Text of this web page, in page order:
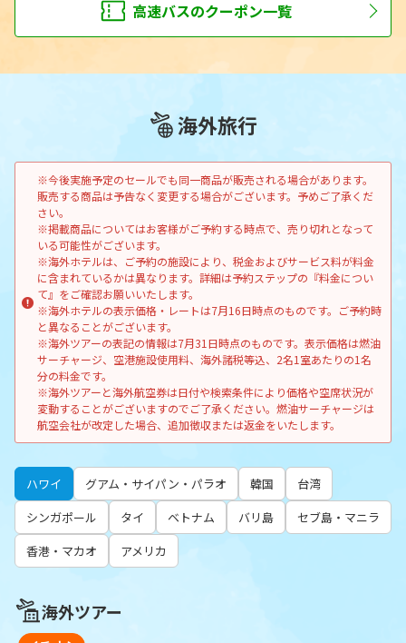
高速バスのクーポン一覧
海外旅行
※今後実施予定のセールでも同一商品が販売される場合があります。
販売する商品は予告なく変更する場合がございます。予めご了承くだ
さい。
※掲載商品についてはお客様がご予約する時点で、売り切れとなって
いる可能性がございます。
※海外ホテルは、ご予約の施設により、税金およびサービス料が料金
に含まれているかは異なります。詳細は予約ステップの『料金につい
て』をご確認お願いいたします。
※海外ホテルの表示価格・レートは7月16日時点のものです。ご予約時
と異なることがございます。
※海外ツアーの表記の情報は7月31日時点のものです。表示価格は燃油
サーチャージ、空港施設使用料、海外諸税等込、2名1室あたりの1名
分の料金です。
※海外ツアーと海外航空券は日付や検索条件により価格や空席状況が
変動することがございますのでご了承ください。燃油サーチャージは
航空会社が改定した場合、追加徴収または返金をいたします。
ハワイ グアム・サイパン・パラオ 韓国
台湾
シンガポール
タイ ベトナム バリ島
セブ島・マニラ
香港・マカオ
アメリカ
海外ツアー